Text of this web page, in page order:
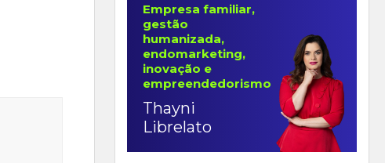
Empresa familiar,
gestão
humanizada,
endomarketing,
inovação e
empreendedorismo
Thayni
Librelato